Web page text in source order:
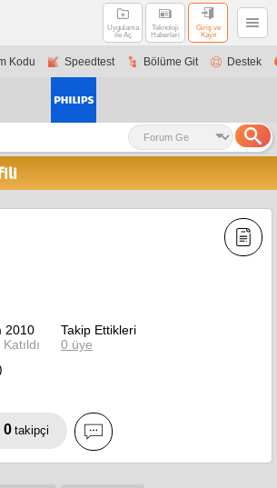
Uygulama
ile Aç
Teknoloji
Haberleri
Giriş ve
Kayıt
Kodu Speedtest Bölüme Git Destek
2010
Takip Ettikleri
0 üye
0 takipçi